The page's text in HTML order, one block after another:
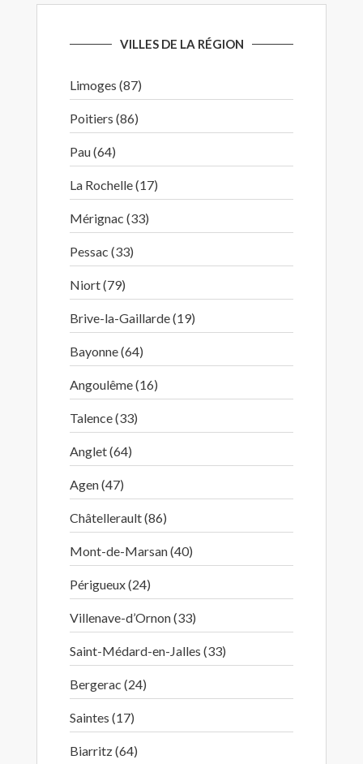
VILLES DE LA RÉGION
Limoges (87)
Poitiers (86)
Pau (64)
La Rochelle (17)
Mérignac (33)
Pessac (33)
Niort (79)
Brive-la-Gaillarde (19)
Bayonne (64)
Angoulême (16)
Talence (33)
Anglet (64)
Agen (47)
Châtellerault (86)
Mont-de-Marsan (40)
Périgueux (24)
Villenave-d’Ornon (33)
Saint-Médard-en-Jalles (33)
Bergerac (24)
Saintes (17)
Biarritz (64)